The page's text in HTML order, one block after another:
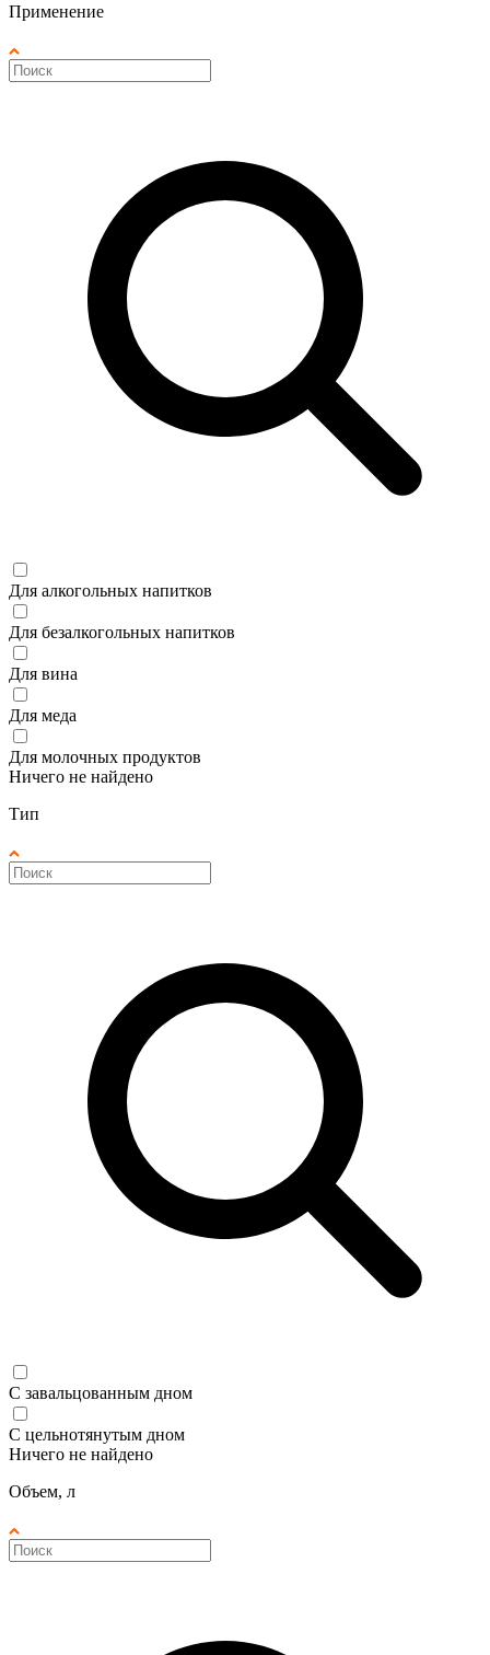
Применение
Для алкогольных напитков
Для безалкогольных напитков
Для вина
Для меда
Для молочных продуктов
Ничего не найдено
Тип
С завальцованным дном
С цельнотянутым дном
Ничего не найдено
Объем, л